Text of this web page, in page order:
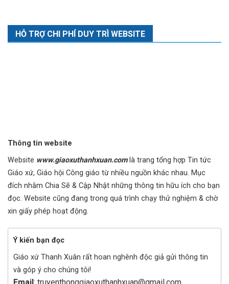
HỖ TRỢ CHI PHÍ DUY TRÌ WEBSITE
Thông tin website
Website www.giaoxuthanhxuan.com là trang tổng hợp Tin tức
Giáo xứ, Giáo hội Công giáo từ nhiều nguồn khác nhau. Mục
đích nhằm Chia Sẽ & Cập Nhật những thông tin hữu ích cho bạn
đọc. Website cũng đang trong quá trình chạy thử nghiệm & chờ
xin giấy phép hoạt động.
Ý kiến bạn đọc
Giáo xứ Thanh Xuân rất hoan nghênh độc giả gửi thông tin
và góp ý cho chúng tôi!
Email: truyenthonggiaoxuthanhxuan@gmail.com